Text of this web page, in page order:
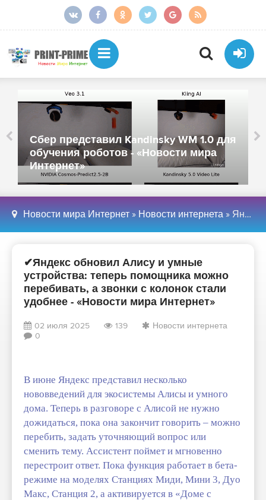
Сбер представил Kandinsky WM 1.0 для
обучения роботов - «Новости мира
Интернет»
Новости мира Интернет » Новости интернета » Яндекс обновил Алису и умные устройства: теперь помощника можно перебивать, а звонки с колонок стали удобнее - «Новости мира Интернет»
✔Яндекс обновил Алису и умные
устройства: теперь помощника можно
перебивать, а звонки с колонок стали
удобнее - «Новости мира Интернет»
02 июля 2025 139
Новости интернета
0
В июне Яндекс представил несколько
нововведений для экосистемы Алисы и умного
дома. Теперь в разговоре с Алисой не нужно
дожидаться, пока она закончит говорить – можно
перебить, задать уточняющий вопрос или
сменить тему. Ассистент поймет и мгновенно
перестроит ответ. Пока функция работает в бета-
режиме на моделях Станциях Миди, Мини 3, Дуо
Макс, Станция 2, а активируется в «Доме с